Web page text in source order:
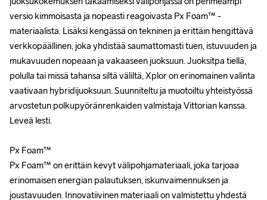
versio kimmoisasta ja nopeasti reagoivasta Px Foam™ -
materiaalista. Lisäksi kengässä on tekninen ja erittäin hengittävä
verkkopäällinen, joka yhdistää saumattomasti tuen, istuvuuden ja
mukavuuden nopeaan ja vakaaseen juoksuun. Juoksitpa tiellä,
polulla tai missä tahansa siltä väliltä, ​​Xplor on erinomainen valinta
vaativaan hybridijuoksuun. Suunniteltu ja muotoiltu yhteistyössä
arvostetun polkupyöränrenkaiden valmistaja Vittorian kanssa.
Leveä lesti.
Px Foam™
Px Foam™ on erittäin kevyt välipohjamateriaali, joka tarjoaa
erinomaisen energian palautuksen, iskunvaimennuksen ja
joustavuuden. Innovatiivinen materiaali on valmistettu yhdestä
versio kimmoisasta ja nopeasti reagoivasta Px Foam™ -
materiaalista. Lisäksi kengässä on tekninen ja erittäin hengittävä
verkkopäällinen, joka yhdistää saumattomasti tuen, istuvuuden ja
mukavuuden nopeaan ja vakaaseen juoksuun. Juoksitpa tiellä,
polulla tai missä tahansa siltä väliltä, ​​Xplor on erinomainen valinta
vaativaan hybridijuoksuun. Suunniteltu ja muotoiltu yhteistyössä
arvostetun polkupyöränrenkaiden valmistaja Vittorian kanssa.
Leveä lesti.
Px Foam™
Px Foam™ on erittäin kevyt välipohjamateriaali, joka tarjoaa
erinomaisen energian palautuksen, iskunvaimennuksen ja
joustavuuden. Innovatiivinen materiaali on valmistettu yhdestä